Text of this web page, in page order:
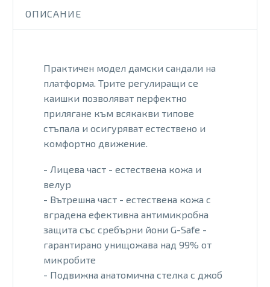
NUDE
ОПИСАНИЕ
Практичен модел дамски сандали на
платформа. Трите регулиращи се
каишки позволяват перфектно
прилягане към всякакви типове
стъпала и осигуряват естествено и
комфортно движение.
- Лицева част - естествена кожа и
велур
- Вътрешна част - естествена кожа с
вградена ефективна антимикробна
защита със сребърни йони G-Safe -
гарантирано унищожава над 99% от
микробите
- Подвижна анатомична стелка с джоб